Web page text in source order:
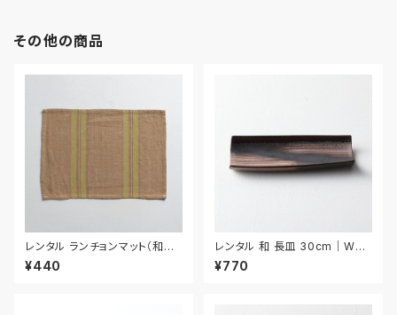
その他の商品
レンタル ランチョンマット（和風）
44.8cm｜MAW014
¥440
レンタル 和 長皿 30cm｜WNA
006
¥770